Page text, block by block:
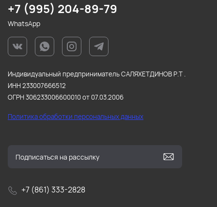
+7 (995) 204-89-79
WhatsApp
Индивидуальный предприниматель САЛЯХЕТДИНОВ Р.Т .
ИНН 233007666512
ОГРН 306233006600010 от 07.03.2006
Политика обработки персональных данных
+7 (861) 333-2828